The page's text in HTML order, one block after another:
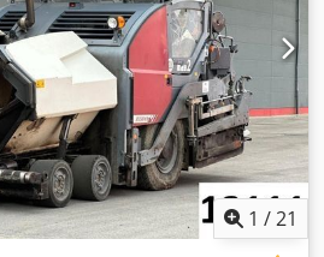
1 /21